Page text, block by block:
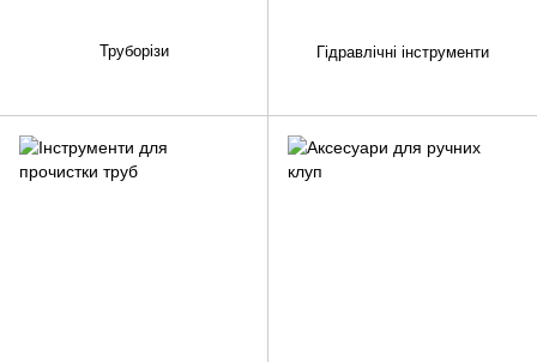
Труборізи Гідравлічні інструменти